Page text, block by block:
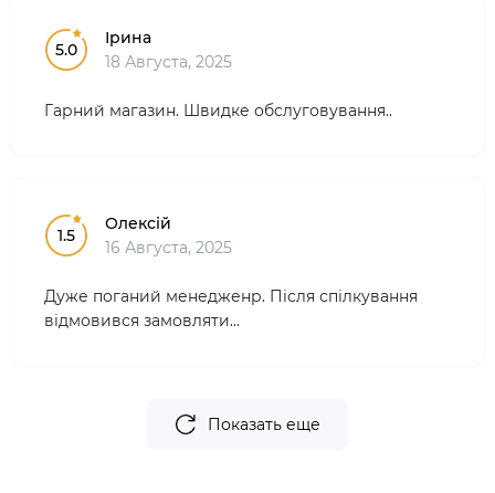
5.0
Ірина
18 Августа, 2025
Гарний магазин. Швидке обслуговування..
1.5
Олексій
16 Августа, 2025
Дуже поганий менедженр. Після спілкування
відмовився замовляти...
Показать еще